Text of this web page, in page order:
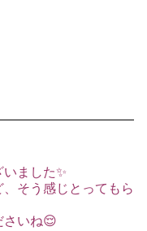
ました✨
そう感じとってもら
さいね😌